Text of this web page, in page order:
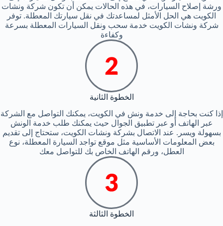
ورشة إصلاح السيارات، في هذه الحالات يمكن أن تكون شركة ونشات
الكويت هي الحل الأمثل لمساعدتك في نقل سيارتك المعطلة. توفر
شركة ونشات الكويت خدمة سحب ونقل السيارات المعطلة بسرعة
وكفاءة
الخطوة الثانية
إذا كنت بحاجة إلى خدمة ونش في الكويت، يمكنك التواصل مع الشركة
عبر الهاتف أو عبر تطبيق الجوال حيث يمكنك طلب خدمة الونش
بسهولة ويسر. عند الاتصال بشركة ونشات الكويت، ستحتاج إلى تقديم
بعض المعلومات الأساسية مثل موقع تواجد السيارة المعطلة، نوع
العطل، ورقم الهاتف الخاص بك للتواصل معك
الخطوة الثالثة